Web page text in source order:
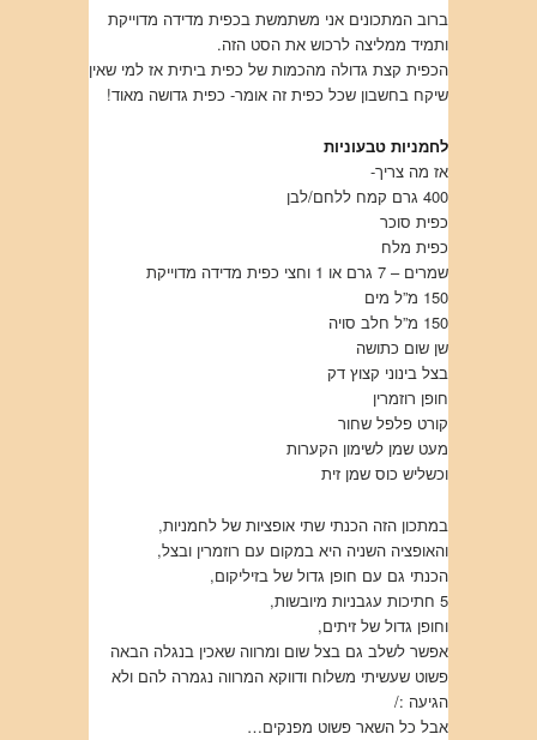
ברוב המתכונים אני משתמשת בכפית מדידה מדוייקת
ותמיד ממליצה לרכוש את הסט הזה.
הכפית קצת גדולה מהכמות של כפית ביתית אז למי שאין
שיקח בחשבון שכל כפית זה אומר- כפית גדושה מאוד!
לחמניות טבעוניות
אז מה צריך-
400 גרם קמח ללחם/לבן
כפית סוכר
כפית מלח
שמרים – 7 גרם או 1 וחצי כפית מדידה מדוייקת
150 מ”ל מים
150 מ”ל חלב סויה
שן שום כתושה
בצל בינוני קצוץ דק
חופן רוזמרין
קורט פלפל שחור
מעט שמן לשימון הקערות
וכשליש כוס שמן זית
במתכון הזה הכנתי שתי אופציות של לחמניות,
והאופציה השניה היא במקום עם רוזמרין ובצל,
הכנתי גם עם חופן גדול של בזיליקום,
5 חתיכות עגבניות מיובשות,
וחופן גדול של זיתים,
אפשר לשלב גם בצל שום ומרווה שאכין בנגלה הבאה
פשוט שעשיתי משלוח ודווקא המרווה נגמרה להם ולא
הגיעה :/
אבל כל השאר פשוט מפנקים…